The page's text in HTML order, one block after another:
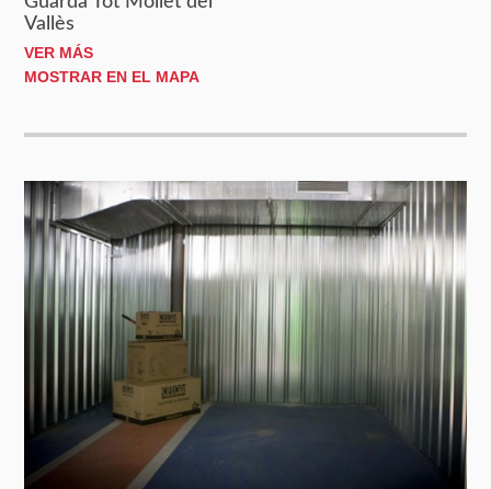
Vallès
VER MÁS
MOSTRAR EN EL MAPA